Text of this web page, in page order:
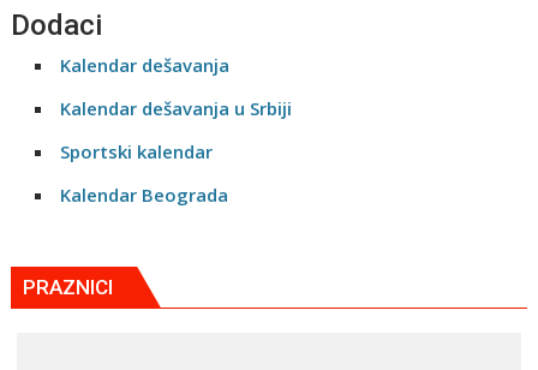
Dodaci
Kalendar dešavanja
Kalendar dešavanja u Srbiji
Sportski kalendar
Kalendar Beograda
PRAZNICI